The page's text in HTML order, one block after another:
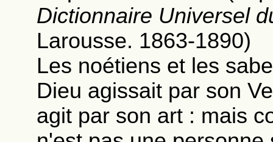
Dictionnaire Universel
Larousse. 1863-1890)
Les noétiens et les
Dieu agissait par son
agit par son art : mais